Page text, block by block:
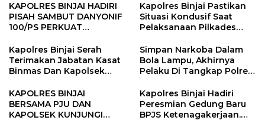
KAPOLRES BINJAI HADIRI
PISAH SAMBUT DANYONIF
100/PS PERKUAT
Kapolres Binjai Pastikan
Situasi Kondusif Saat
Pelaksanaan Pilkades
Kapolres Binjai Serah
Terimakan Jabatan Kasat
Binmas Dan Kapolsek
Simpan Narkoba Dalam
Bola Lampu, Akhirnya
Pelaku Di Tangkap Polres
KAPOLRES BINJAI
BERSAMA PJU DAN
KAPOLSEK KUNJUNGI
Kapolres Binjai Hadiri
Peresmian Gedung Baru
BPJS Ketenagakerjaan.